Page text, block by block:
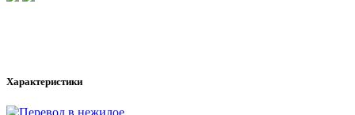
Характеристики